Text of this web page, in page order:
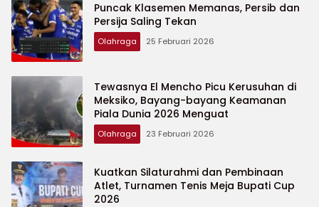
Puncak Klasemen Memanas, Persib dan
Persija Saling Tekan
Olahraga 25 Februari 2026
Tewasnya El Mencho Picu Kerusuhan di
Meksiko, Bayang-bayang Keamanan
Piala Dunia 2026 Menguat
Olahraga 23 Februari 2026
Kuatkan Silaturahmi dan Pembinaan
Atlet, Turnamen Tenis Meja Bupati Cup
2026